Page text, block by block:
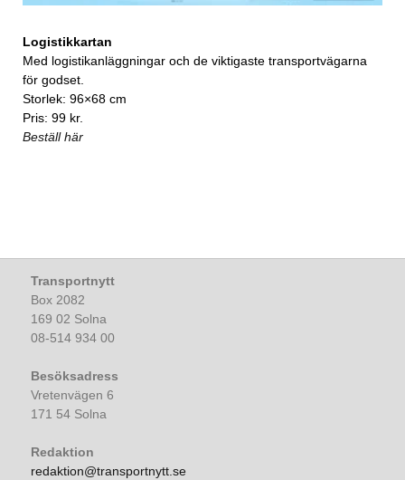
Logistikkartan
Med logistikanläggningar och de viktigaste transportvägarna
för godset.
Storlek: 96×68 cm
Pris: 99 kr.
Beställ här
Transportnytt
Box 2082
169 02 Solna
08-514 934 00
Besöksadress
Vretenvägen 6
171 54 Solna
Redaktion
redaktion@transportnytt.se